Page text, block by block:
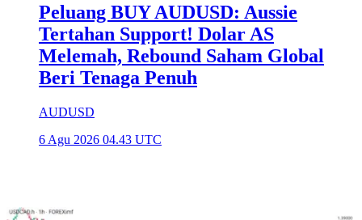
Peluang BUY AUDUSD: Aussie
Tertahan Support! Dolar AS
Melemah, Rebound Saham Global
Beri Tenaga Penuh
AUDUSD
6 Agu 2026 04.43 UTC